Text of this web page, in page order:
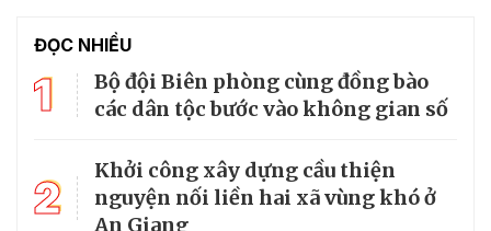
ĐỌC NHIỀU
1
Bộ đội Biên phòng cùng đồng bào
các dân tộc bước vào không gian số
2
Khởi công xây dựng cầu thiện
nguyện nối liền hai xã vùng khó ở
An Giang